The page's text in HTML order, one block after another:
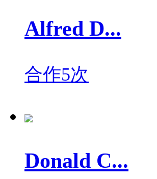
Alfred D...
合作5次
Donald C...